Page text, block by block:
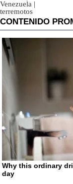
Venezuela |
terremotos